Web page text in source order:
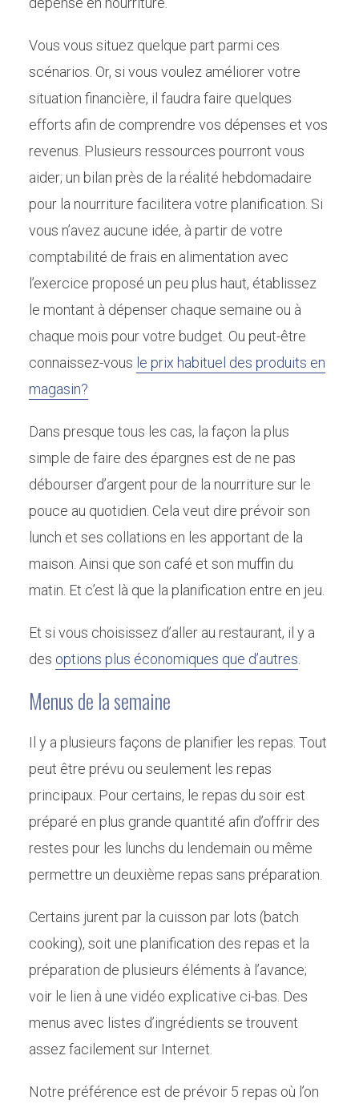
Vous vous situez quelque part parmi ces
scénarios. Or, si vous voulez améliorer votre
situation financière, il faudra faire quelques
efforts afin de comprendre vos dépenses et vos
revenus. Plusieurs ressources pourront vous
aider; un bilan près de la réalité hebdomadaire
pour la nourriture facilitera votre planification. Si
vous n’avez aucune idée, à partir de votre
comptabilité de frais en alimentation avec
l’exercice proposé un peu plus haut, établissez
le montant à dépenser chaque semaine ou à
chaque mois pour votre budget. Ou peut-être
connaissez-vous le prix habituel des produits en
magasin?
Dans presque tous les cas, la façon la plus
simple de faire des épargnes est de ne pas
débourser d’argent pour de la nourriture sur le
pouce au quotidien. Cela veut dire prévoir son
lunch et ses collations en les apportant de la
maison. Ainsi que son café et son muffin du
matin. Et c’est là que la planification entre en jeu.
Et si vous choisissez d’aller au restaurant, il y a
des options plus économiques que d’autres
Menus de la semaine
Il y a plusieurs façons de planifier les repas. Tout
peut être prévu ou seulement les repas
principaux. Pour certains, le repas du soir est
préparé en plus grande quantité afin d’offrir des
restes pour les lunchs du lendemain ou même
permettre un deuxième repas sans préparation.
Certains jurent par la cuisson par lots (batch
cooking), soit une planification des repas et la
préparation de plusieurs éléments à l’avance;
voir le lien à une vidéo explicative ci-bas. Des
menus avec listes d’ingrédients se trouvent
assez facilement sur Internet.
Notre préférence est de prévoir 5 repas où l’on